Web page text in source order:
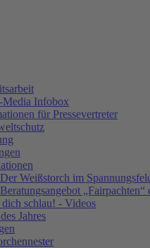
Media Infobox
für Pressevertreter
Der Weißstorch im
Beratungsangebot
dich schlau! - Videos
Jahres